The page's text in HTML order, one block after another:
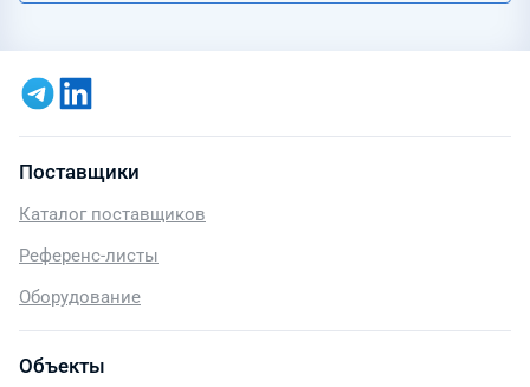
Поставщики
Каталог поставщиков
Референс-листы
Оборудование
Объекты